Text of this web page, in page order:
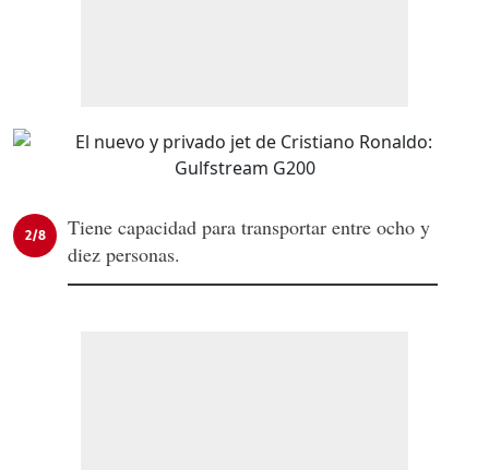
2/8
Tiene capacidad para transportar entre ocho y
diez personas.